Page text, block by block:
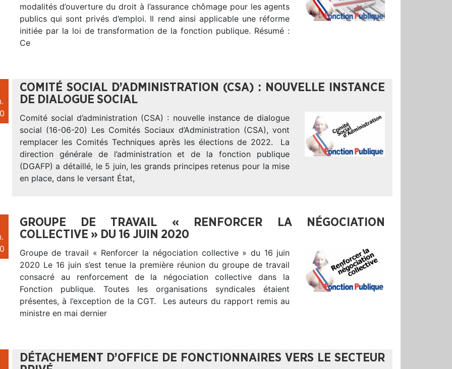
modalités d’ouverture du droit à l’assurance chômage pour les agents
publics qui sont privés d’emploi. Il rend ainsi applicable une réforme
initiée par la loi de transformation de la fonction publique. Résumé :
Ce
COMITÉ SOCIAL D’ADMINISTRATION (CSA) : NOUVELLE INSTANCE
DE DIALOGUE SOCIAL
Comité social d’administration (CSA) : nouvelle instance de dialogue
social (16-06-20) Les Comités Sociaux d’Administration (CSA), vont
remplacer les Comités Techniques après les élections de 2022. La
direction générale de l’administration et de la fonction publique
(DGAFP) a détaillé, le 5 juin, les grands principes retenus pour la mise
en place, dans le versant État,
GROUPE DE TRAVAIL « RENFORCER LA NÉGOCIATION
COLLECTIVE » DU 16 JUIN 2020
Groupe de travail « Renforcer la négociation collective » du 16 juin
2020 Le 16 juin s’est tenue la première réunion du groupe de travail
consacré au renforcement de la négociation collective dans la
Fonction publique. Toutes les organisations syndicales étaient
présentes, à l’exception de la CGT. Les auteurs du rapport remis au
ministre en mai dernier
DÉTACHEMENT D’OFFICE DE FONCTIONNAIRES VERS LE SECTEUR